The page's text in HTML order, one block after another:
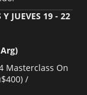
JUEVES 19 - 22
Masterclass On
/